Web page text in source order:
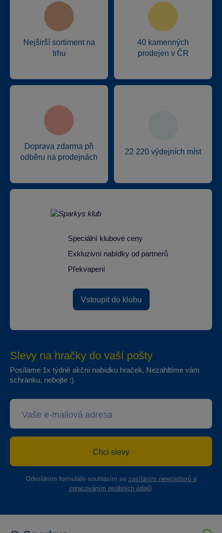
Nejširší sortiment na
trhu
40 kamenných
prodejen v ČR
Doprava zdarma při
odběru na prodejnách
22 220 výdejních míst
Speciální klubové ceny
Exkluzivní nabídky od partnerů
Překvapení
Vstoupit do klubu
Slevy na hračky do vaší pošty
Posíláme 1x týdně akční nabídku hraček. Nezahltíme vám
schránku, nebojte :)
Chci slevy
Odesláním formuláře souhlasím se zasíláním newsletterů a
zpracováním osobních údajů.